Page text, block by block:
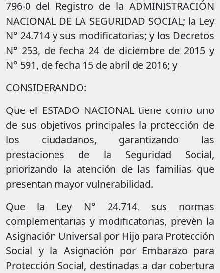
796-0 del Registro de la ADMINISTRACIÓN
NACIONAL DE LA SEGURIDAD SOCIAL; la Ley
N° 24.714 y sus modificatorias; y los Decretos
N° 253, de fecha 24 de diciembre de 2015 y
N° 591, de fecha 15 de abril de 2016; y
CONSIDERANDO:
Que el ESTADO NACIONAL tiene como uno
de sus objetivos principales la protección de
los ciudadanos, garantizando las
prestaciones de la Seguridad Social,
priorizando la atención de las familias que
presentan mayor vulnerabilidad.
Que la Ley N° 24.714, sus normas
complementarias y modificatorias, prevén la
Asignación Universal por Hijo para Protección
Social y la Asignación por Embarazo para
Protección Social, destinadas a dar cobertura